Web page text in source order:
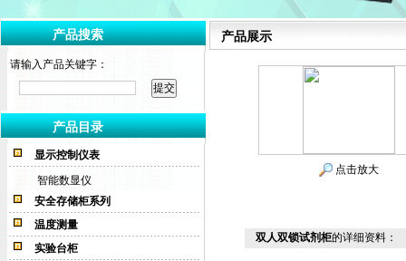
产品搜索
请输入产品关键字：
产品目录
显示控制仪表
智能数显仪
安全存储柜系列
温度测量
实验台柜
产品展示
点击放大
双人双锁试剂柜的详细资料：